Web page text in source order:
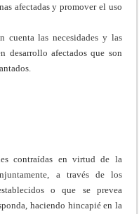
afectadas y promover el uso
cuenta las necesidades y las
desarrollo afectados que son
contraídas en virtud de la
a través de los
o que se prevea
haciendo hincapié en la